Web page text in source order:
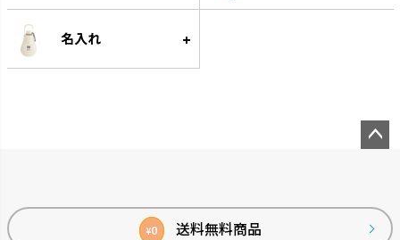
名入れ
¥0 送料無料商品
ップ
へ